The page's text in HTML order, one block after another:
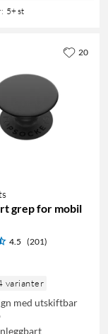
: 5+ st
grep for mobil
4.5 (201)
varianter
med utskiftbar
20